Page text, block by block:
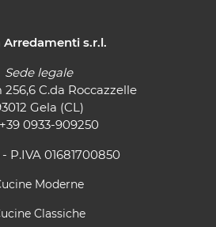
Arredamenti s.r.l.
Sede legale
256,6 C.da Roccazzelle
Gela (CL)
+39 0933-909250
P.IVA 01681700850
Moderne
Classiche